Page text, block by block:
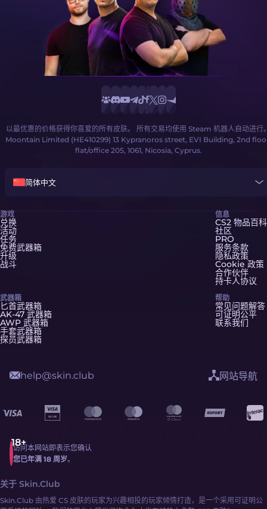
以最优惠的价格获得你喜爱的所有皮肤。 所有交易均使用 Steam 机器人自动进行
Moontain Limited (HE410299) 13 Kypranoros street, EVI Building, 2nd
flat/office 205, 1061, Nicosia, Cyprus.
简体中文
游戏
兑换
活动
任务
免费武器箱
升级
战斗
武器箱
匕首武器箱
AK-47 武器箱
AWP 武器箱
手套武器箱
探员武器箱
信息
CS2 物品百科
社区
PRO
服务条款
隐私政策
Cookie 政策
合作伙伴
持卡人协议
帮助
常见问题解答
可证明公平
联系我们
访问本网站即表示您确认
您已年满 18 周岁。
help@skin.club 网站导航
关于 Skin.Club
Skin.Club 由热爱 CS 皮肤的玩家为兴趣相投的玩家倾情打造，是一个采用可证明公